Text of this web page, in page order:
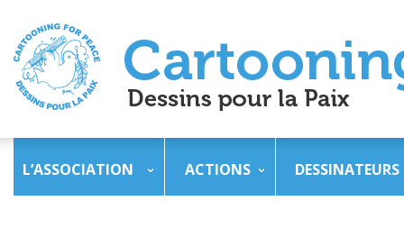
L’ASSOCIATION ACTIONS DESSINATEURS